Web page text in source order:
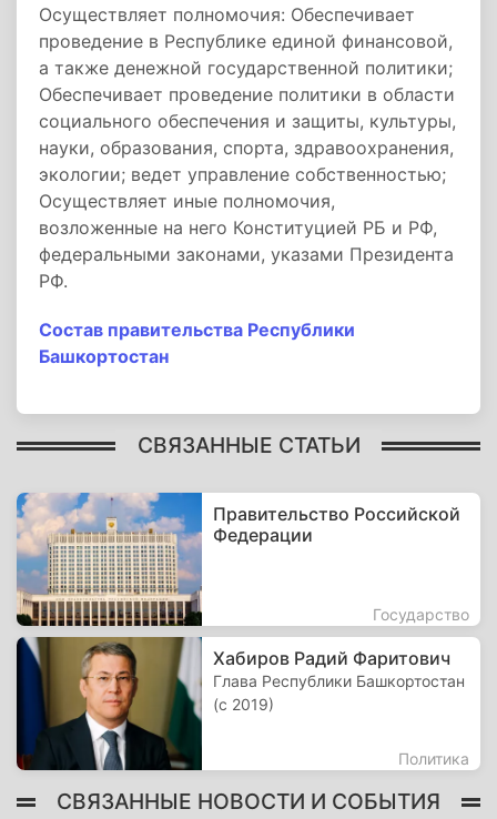
Осуществляет полномочия: Обеспечивает
проведение в Республике единой финансовой,
а также денежной государственной политики;
Обеспечивает проведение политики в области
социального обеспечения и защиты, культуры,
науки, образования, спорта, здравоохранения,
экологии; ведет управление собственностью;
Осуществляет иные полномочия,
возложенные на него Конституцией РБ и РФ,
федеральными законами, указами Президента
РФ.
Состав правительства Республики
Башкортостан
СВЯЗАННЫЕ СТАТЬИ
Правительство Российской
Федерации
Государство
Хабиров Радий Фаритович
Глава Республики Башкортостан
(с 2019)
Политика
СВЯЗАННЫЕ НОВОСТИ И СОБЫТИЯ